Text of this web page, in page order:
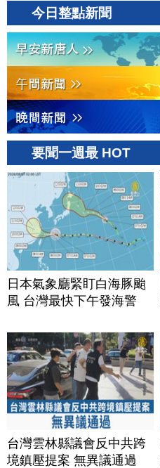
今日整點新聞
要聞一週最 HOT
日本氣象廳緊盯白海豚颱
風 台灣最快下午發海警
台灣雲林縣議會反中共跨
境鎮壓提案 無異議通過